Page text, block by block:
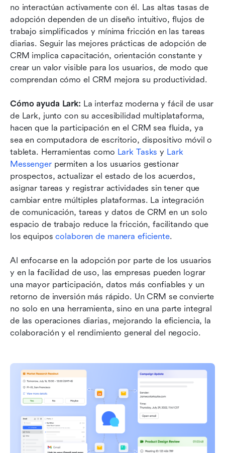
no interactúan activamente con él. Las altas tasas de
adopción dependen de un diseño intuitivo, flujos de
trabajo simplificados y mínima fricción en las tareas
diarias. Seguir las mejores prácticas de adopción de
CRM implica capacitación, orientación constante y
crear un valor visible para los usuarios, de modo que
comprendan cómo el CRM mejora su productividad.
Cómo ayuda Lark: La interfaz moderna y fácil de usar
de Lark, junto con su accesibilidad multiplataforma,
hacen que la participación en el CRM sea fluida, ya
sea en computadora de escritorio, dispositivo móvil o
tableta. Herramientas como Lark Tasks y Lark
Messenger permiten a los usuarios gestionar
prospectos, actualizar el estado de los acuerdos,
asignar tareas y registrar actividades sin tener que
cambiar entre múltiples plataformas. La integración
de comunicación, tareas y datos de CRM en un solo
espacio de trabajo reduce la fricción, facilitando que
los equipos colaboren de manera eficiente.
Al enfocarse en la adopción por parte de los usuarios
y en la facilidad de uso, las empresas pueden lograr
una mayor participación, datos más confiables y un
retorno de inversión más rápido. Un CRM se convierte
no solo en una herramienta, sino en una parte integral
de las operaciones diarias, mejorando la eficiencia, la
colaboración y el rendimiento general del negocio.